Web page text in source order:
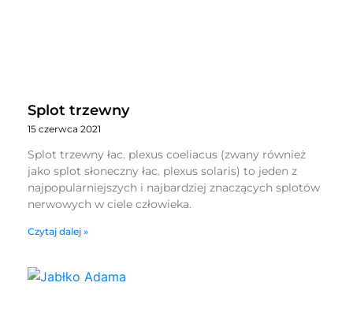
Splot trzewny
15 czerwca 2021
Splot trzewny łac. plexus coeliacus (zwany również
jako splot słoneczny łac. plexus solaris) to jeden z
najpopularniejszych i najbardziej znaczących splotów
nerwowych w ciele człowieka.
Czytaj dalej »